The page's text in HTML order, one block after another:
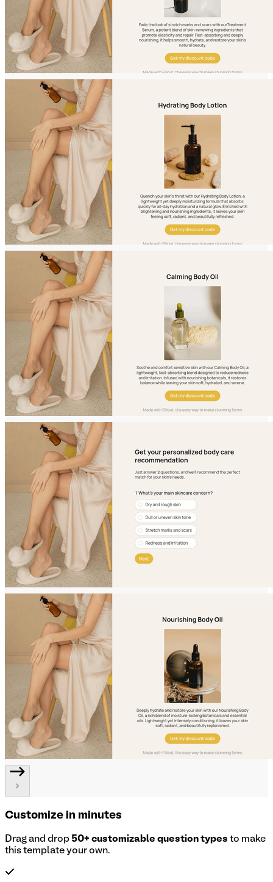
Customize in minutes
Drag and drop 50+ customizable question types to make
this template your own.